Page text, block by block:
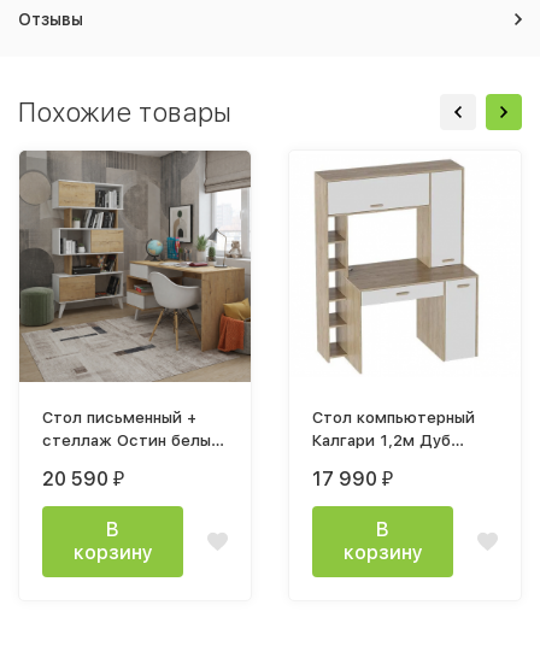
Отзывы
Похожие товары
Стол письменный +
стеллаж Остин белый
20 590 ₽
В
корзину
Стол компьютерный
Калгари 1,2м Дуб
Белый матовый
17 990 ₽
В
корзину